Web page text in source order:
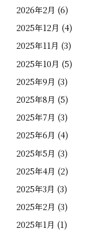
2026年2月 (6)
2025年12月 (4)
2025年11月 (3)
2025年10月 (5)
2025年9月 (3)
2025年8月 (5)
2025年7月 (3)
2025年6月 (4)
2025年5月 (3)
2025年4月 (2)
2025年3月 (3)
2025年2月 (3)
2025年1月 (1)